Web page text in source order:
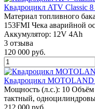
Квадроцикл ATV Classic
Материал топливного
153FMI Чека аварийной
Аккумулятор: 12V 4Ah
3 отзыва
120 000 руб.
Квадроцикл MOTOLAND
Мощность (л.с.): 10 Объём
тактный,
212 000 руб.